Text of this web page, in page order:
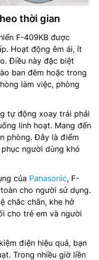
thời gian
F-409KB được
Hoạt động êm ái, ít
Điều này đặc biệt
ban đêm hoặc trong
làm việc, phòng
tự động xoay trái phải
linh hoạt. Mang đến
phòng. Đây là điểm
người dùng khó
của Panasonic, F-
cho người sử dụng.
chắc chắn, khe hở
cho trẻ em và người
điện hiệu quả, bạn
Trong nhiều giờ liền